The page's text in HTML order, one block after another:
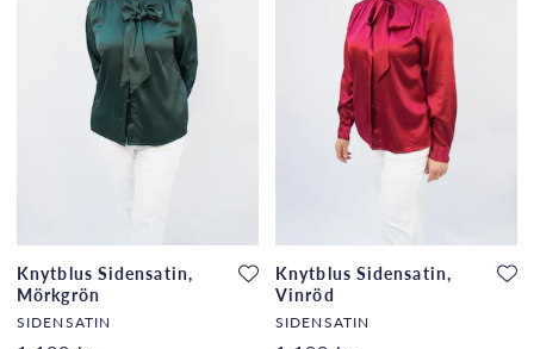
Knytblus Sidensatin,
Mörkgrön
SIDENSATIN
Knytblus Sidensatin,
Vinröd
SIDENSATIN